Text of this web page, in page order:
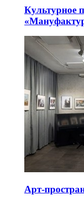
Культурное
Арт-